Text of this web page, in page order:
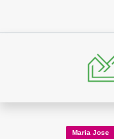
Maria Jose